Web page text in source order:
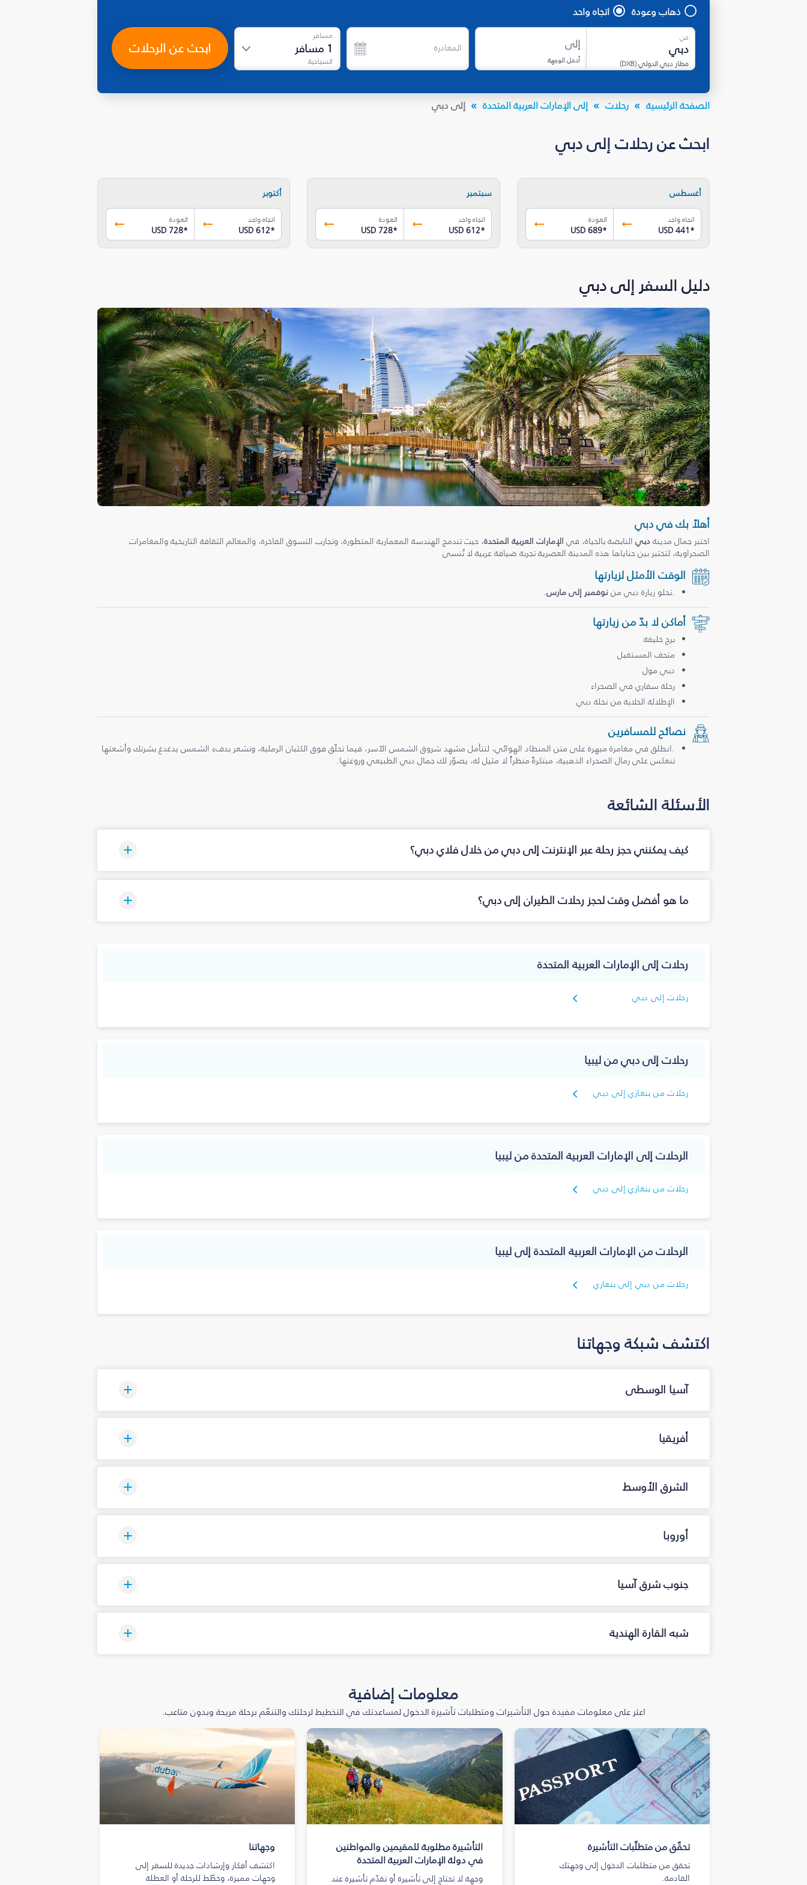
ذهاب وعودة اتجاه واحد
من
مطار دبي الدولي(
DXB
)
إلى
أدخل الوجهة
المغادرة
مسافر
1 مسافر
السياحية
ابحث عن الرحلات
الصفحة الرئيسية رحلات إلى الإمارات العربية المتحدة إلى دبي
ابحث عن رحلات إلى دبي
أغسطس
اتجاه واحد
USD 441*
العودة
USD 689*
سبتمبر
اتجاه واحد
USD 612*
العودة
USD 728*
أكتوبر
اتجاه واحد
USD 612*
العودة
USD 728*
دليل السفر إلى دبي
أهلاً بك في دبي
اختبر جمال مدينةدبي النابضة بالحياة، في الإمارات العربية المتحدة، حيث تندمج الهندسة المعمارية المتطورة، وتجارب التسوق الفاخرة، والمعالم الثقافة التاريخية والمغامرات
الصحراوية، لتختبر بين حناياها هذه المدينة العصرية تجربة ضيافة عربية لا تُنسى
الوقت الأمثل لزيارتها
.تحلو زيارة دبي من نوفمبر إلى مارس.
أماكن لا بدّ من زيارتها
برج خليفة
متحف المستقبل
دبي مول
رحلة سفاري في الصحراء
الإطلالة الخلابة من نخلة دبي
نصائح للمسافرين
.انطلق في مغامرة مبهرة على متن المنطاد الهوائي، لتتأمل مشهد شروق الشمس الآسر، فيما تحلّق فوق الكثبان الرملية، وتشعر بدفء الشمس يدغدغ بشرتك وأشعتها
تنعكس على رمال الصحراء الذهبية، مبتكرةً منظراً لا مثيل له، يصوّر لك جمال دبي الطبيعي وروعتها.
الأسئلة الشائعة
كيف يمكنني حجز رحلة عبر الإنترنت إلى دبي من خلال فلاي دبي؟
ما هو أفضل وقت لحجز رحلات الطيران إلى دبي؟
رحلات إلى الإمارات العربية المتحدة
رحلات إلى دبي
رحلات إلى دبي من ليبيا
رحلات من بنغازي إلى دبي
الرحلات إلى الإمارات العربية المتحدة من ليبيا
رحلات من بنغازي إلى دبي
الرحلات من الإمارات العربية المتحدة إلى ليبيا
رحلات من دبي إلى بنغازي
اكتشف شبكة وجهاتنا
آسيا الوسطى
أفريقيا
الشرق الأوسط
أوروبا
جنوب شرق آسيا
شبه القارة الهندية
معلومات إضافية
اعثر على معلومات مفيدة حول التأشيرات ومتطلبات تأشيرة الدخول لمساعدتك في التخطيط لرحلتك والتنعّم برحلة مريحة وبدون متاعب.
تحقّق من متطلّبات التأشيرة
تحقق من متطلبات الدخول إلى وجهتك
القادمة.
التأشيرة مطلوبة للمقيمين والمواطنين
في دولة الإمارات العربية المتحدة
وجهة لا تحتاج إلى تأشيرة أو تقدّم تأشيرة عند
وجهاتنا
اكتشف أفكار وإرشادات جديدة للسفر إلى
وجهات مميزة، وخطّط للرحلة أو العطلة